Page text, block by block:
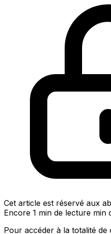
Cet article est réservé aux
Encore 1 min de lecture min
Pour accéder à la totalité